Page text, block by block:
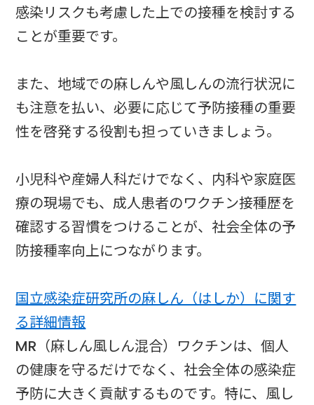
感染リスクも考慮した上での接種を検討する
ことが重要です。
また、地域での麻しんや風しんの流行状況に
も注意を払い、必要に応じて予防接種の重要
性を啓発する役割も担っていきましょう。
小児科や産婦人科だけでなく、内科や家庭医
療の現場でも、成人患者のワクチン接種歴を
確認する習慣をつけることが、社会全体の予
防接種率向上につながります。
国立感染症研究所の麻しん（はしか）に関す
る詳細情報
MR（麻しん風しん混合）ワクチンは、個人
の健康を守るだけでなく、社会全体の感染症
予防に大きく貢献するものです。特に、風し